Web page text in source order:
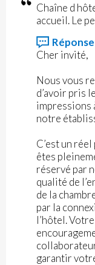
Chaîne d
accueil. Le
Cher invité,
Nous vous
d’avoir pris
impressions
notre
C’est un
êtes
réservé par
qualité de
de la
par la
l’hôtel.
garantir